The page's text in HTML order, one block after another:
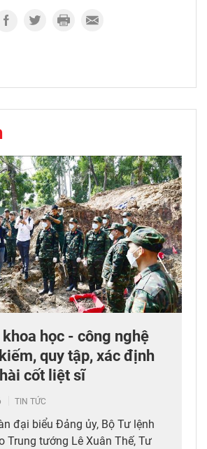
học - công nghệ
quy tập, xác định
cốt liệt sĩ
TIN TỨC
đại biểu Đảng ủy, Bộ Tư lệnh
Trung tướng Lê Xuân Thế, Tư